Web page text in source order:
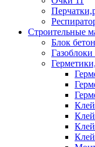
Строительные
Блок
Газоблоки